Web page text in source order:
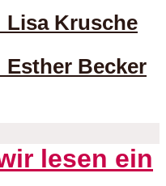
Lisa Krusche
Esther Becker
lesen ein